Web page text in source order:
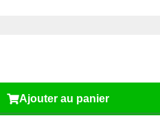
Ajouter au panier